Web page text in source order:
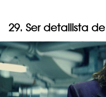
29. Ser detallista